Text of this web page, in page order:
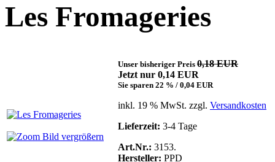
Les Fromageries
Bild vergrößern
Unser bisheriger Preis 0,18 EUR
Jetzt nur 0,14 EUR
Sie sparen 22 % / 0,04 EUR
inkl. 19 % MwSt. zzgl. Versandkosten
Lieferzeit: 3-4 Tage
Art.Nr.: 3153.
Hersteller: PPD